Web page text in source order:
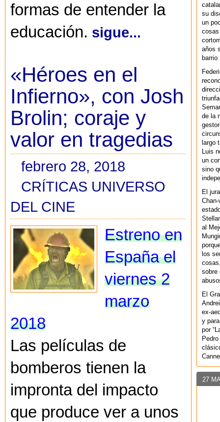
formas de entender la
educación. sigue...
«Héroes en el
Infierno», con Josh
Brolin; coraje y
valor en tragedias
febrero 28, 2018
CRÍTICAS UNIVERSO
DEL CINE
Estreno en
España el
viernes 2
marzo
2018
Las películas de
bomberos tienen la
impronta del impacto
que produce ver a unos
su
un
cosas
años
de la
largo
Luis
un
sino
El
al
los
sobre
El
ex-
y
por
27